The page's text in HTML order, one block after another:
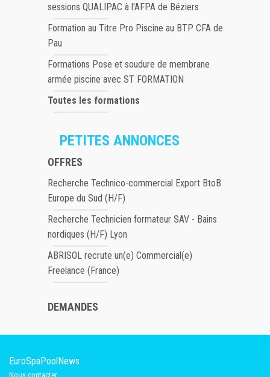
sessions QUALIPAC à l'AFPA de Béziers
Formation au Titre Pro Piscine au BTP CFA de
Pau
Formations Pose et soudure de membrane
armée piscine avec ST FORMATION
Toutes les formations
PETITES ANNONCES
OFFRES
Recherche Technico-commercial Export BtoB
Europe du Sud (H/F)
Recherche Technicien formateur SAV - Bains
nordiques (H/F) Lyon
ABRISOL recrute un(e) Commercial(e)
Freelance (France)
DEMANDES
EuroSpaPoolNews
Nous contacter